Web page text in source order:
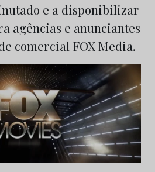
e a disponibilizar
agências e anunciantes
comercial FOX Media.